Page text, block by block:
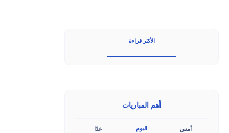
الأكثر قراءة
أهم المباريات
أمس اليوم غدًا